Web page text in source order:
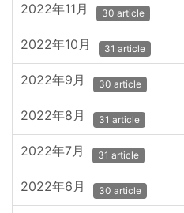
2022年11月 30 article
2022年10月 31 article
2022年9月 30 article
2022年8月 31 article
2022年7月 31 article
2022年6月 30 article